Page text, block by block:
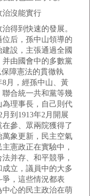
沒能實行
得到快速的發展。
后，孫中山領導的
設，主張通過全國
由國會中的多數黨
障憲法的貫徹執
月，經孫中山、黃
合統一共和黨等幾
理事長，自己則代
到1913年2月開展
參、眾兩院獲得了
象更新，民主空氣
憲政正在實驗中，
并存、和平競爭，
立，議員中的大多
，這些情況都表
心的民主政治在萌